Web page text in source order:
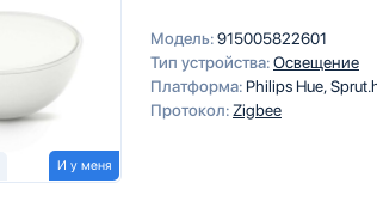
И у меня
Модель:915005822601
Тип устройства:Освещение
Платформа: Philips Hue
Протокол: Zigbee